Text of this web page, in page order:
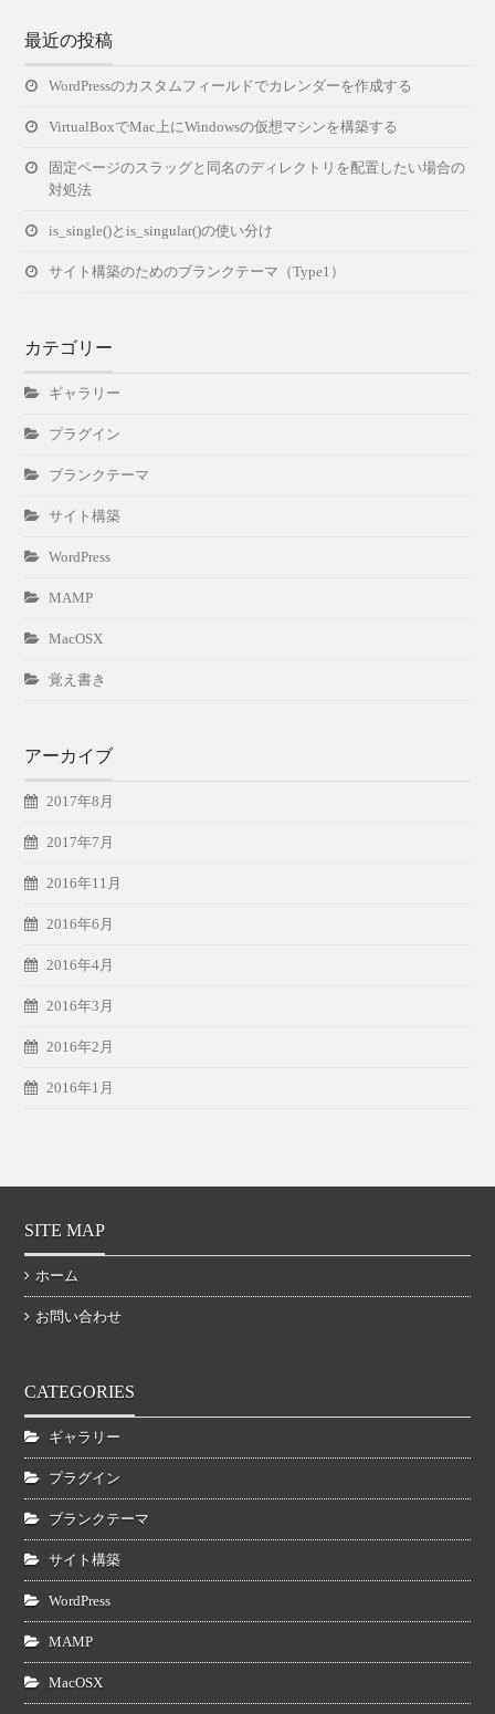
最近の投稿
WordPressのカスタムフィールドでカレンダーを作成する
VirtualBoxでMac上にWindowsの仮想マシンを構築する
固定ページのスラッグと同名のディレクトリを配置したい場合の
対処法
is_single()とis_singular()の使い分け
サイト構築のためのブランクテーマ（Type1）
カテゴリー
ギャラリー
プラグイン
ブランクテーマ
サイト構築
WordPress
MAMP
MacOSX
覚え書き
アーカイブ
2017年8月
2017年7月
2016年11月
2016年6月
2016年4月
2016年3月
2016年2月
2016年1月
SITE MAP
ホーム
お問い合わせ
CATEGORIES
ギャラリー
プラグイン
ブランクテーマ
サイト構築
WordPress
MAMP
MacOSX